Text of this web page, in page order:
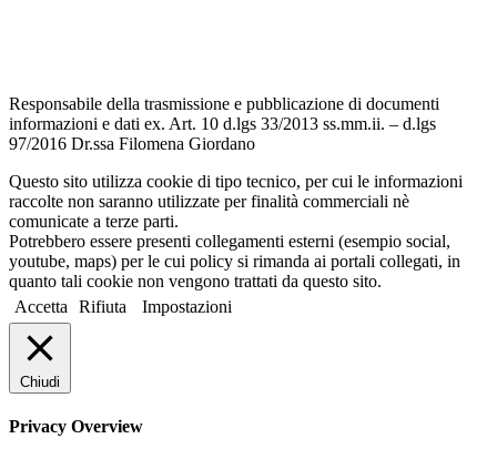
Responsabile della trasmissione e pubblicazione di documenti
informazioni e dati ex. Art. 10 d.lgs 33/2013 ss.mm.ii. – d.lgs
97/2016 Dr.ssa Filomena Giordano
Questo sito utilizza cookie di tipo tecnico, per cui le informazioni
raccolte non saranno utilizzate per finalità commerciali nè
comunicate a terze parti.
Potrebbero essere presenti collegamenti esterni (esempio social,
youtube, maps) per le cui policy si rimanda ai portali collegati, in
quanto tali cookie non vengono trattati da questo sito.
Accetta
Rifiuta Impostazioni
Chiudi
Privacy Overview